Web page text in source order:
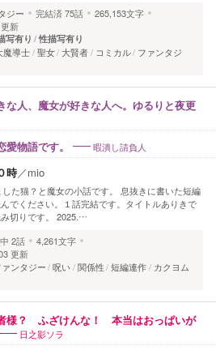
ジー 完結済75話
265,153文字
新
写有り 性描写有り
魔導士 聖女 大賢者 コミカル ファンタジ
な人、魔女が好きな人へ。ゆるりと夜更
愛物語です。 暇潰し請負人
時／mio
た猫？と魔女の小話です。 息抜きに書いた短編
でください。１話完結です。タイトルありきで
切りです。 2025.…
2話
4,261文字
更新
ァンタジー 呪い 関係性 短編連作
カクヨム
様？ ふざけんな！ 本当はおっぱいが
日之影ソラ